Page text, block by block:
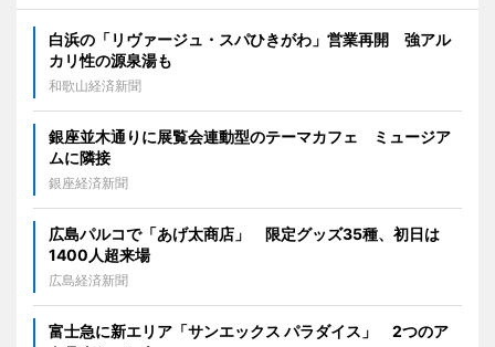
白浜の「リヴァージュ・スパひきがわ」営業再開 強アル
カリ性の源泉湯も
和歌山経済新聞
銀座並木通りに展覧会連動型のテーマカフェ ミュージア
ムに隣接
銀座経済新聞
広島パルコで「あげ太商店」 限定グッズ35種、初日は
1400人超来場
広島経済新聞
富士急に新エリア「サンエックス パラダイス」 2つのア